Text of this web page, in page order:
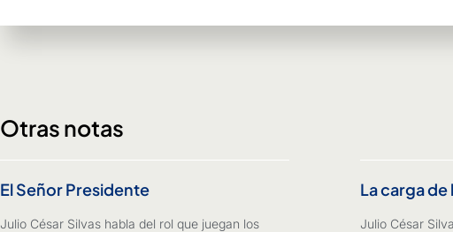
Otras notas
El Señor Presidente
Julio César Silvas habla del rol que juegan los
La carga
Julio César